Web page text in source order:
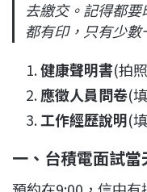
去繳交。記得都
都有印，只有少數
健康聲明書(拍
應徵人員問卷(
工作經歷說明(
一、台積電面試當